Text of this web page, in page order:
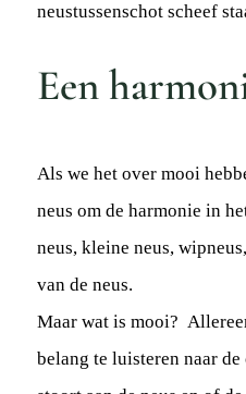
neustussenschot scheef
Een
Als we het over mooi
neus om de harmonie in
neus, kleine neus,
van de neus.
Maar wat is mooi?
belang te luisteren naar